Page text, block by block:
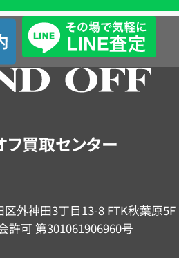
フ買取センター
外神田3丁目13-8 FTK秋葉原5F
許可 第301061906960号